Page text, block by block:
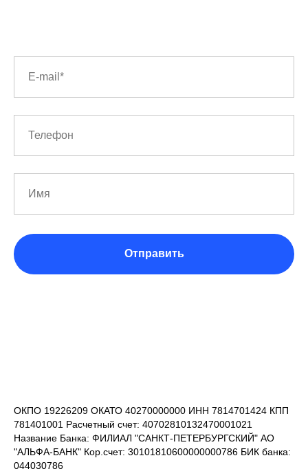
Отправить
ОКПО 19226209 ОКАТО 40270000000 ИНН 7814701424 КПП
781401001 Расчетный счет: 40702810132470001021
Название Банка: ФИЛИАЛ "САНКТ-ПЕТЕРБУРГСКИЙ" АО
"АЛЬФА-БАНК" Кор.счет: 30101810600000000786 БИК банка:
044030786